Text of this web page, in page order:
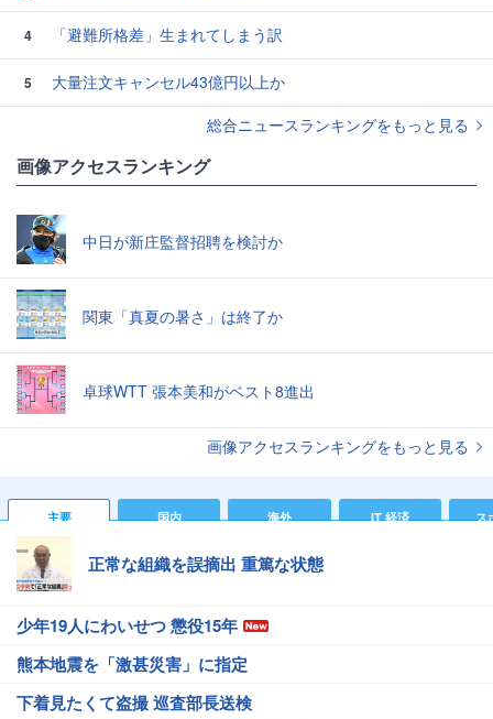
4 「避難所格差」生まれてしまう訳
5
大量注文キャンセル43億円以上か
総合ニュースランキングをもっと見る
画像アクセスランキング
中日が新庄監督招聘を検討か
関東「真夏の暑さ」は終了か
卓球WTT 張本美和がベスト8進出
画像アクセスランキングをもっと見る
主要 国内 海外 IT 経済 ス
正常な組織を誤摘出 重篤な状態
少年19人にわいせつ 懲役15年
熊本地震を「激甚災害」に指定
下着見たくて盗撮 巡査部長送検